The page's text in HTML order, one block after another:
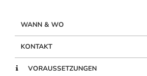
WANN & WO
KONTAKT
VORAUSSETZUNGEN